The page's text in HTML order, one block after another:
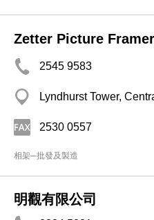
Zetter Picture
2545 9583
Lyndhurst Tower,
2530 0557
相架─批發及製造
明觀有限公司